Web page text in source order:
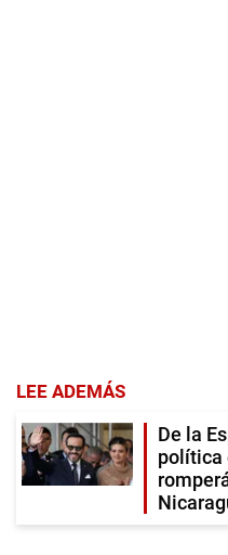
LEE ADEMÁS
De la
política